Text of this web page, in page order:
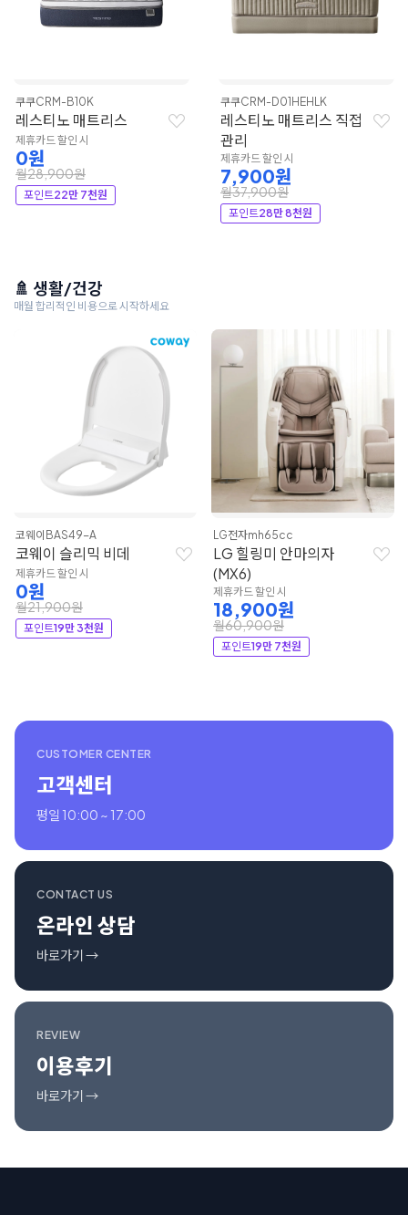
쿠쿠CRM-B10K
레스티노 매트리스
제휴카드 할인 시
0원
월28,900원
포인트22만 7천원
쿠쿠CRM-D01HEHLK
레스티노 매트리스 직접
관리
제휴카드 할인 시
7,900원
월37,900원
포인트28만 8천원
🚿 생활/건강
매월 합리적인 비용으로 시작하세요
코웨이 BAS49-A
코웨이 슬리믹 비데
제휴카드 할인 시
0원
월21,900원
포인트19만 3천원
LG전자mh65cc
LG 힐링미 안마의자
(MX6)
제휴카드 할인 시
18,900원
월60,900원
포인트19만 7천원
CUSTOMER CENTER
고객센터
평일 10:00 ~ 17:00
CONTACT US
온라인 상담
바로가기 →
REVIEW
이용후기
바로가기 →